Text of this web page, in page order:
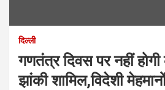
दिल्ली
गणतंत्र दिवस पर नहीं
झांकी शामिल,विदेशी